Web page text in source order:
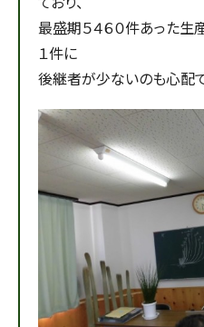
最盛期５４６０件あった生
１件に
後継者が少ないのも心配で